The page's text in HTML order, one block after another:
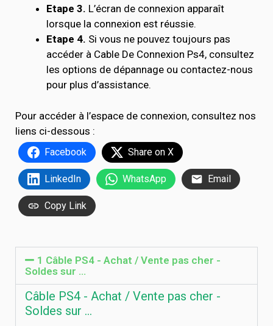
Etape 3. L’écran de connexion apparaît
lorsque la connexion est réussie.
Etape 4. Si vous ne pouvez toujours pas
accéder à Cable De Connexion Ps4, consultez
les options de dépannage ou contactez-nous
pour plus d’assistance.
Pour accéder à l’espace de connexion, consultez nos
liens ci-dessous :
Facebook Share on X
LinkedIn WhatsApp Email
Copy Link
1 Câble PS4 - Achat / Vente pas cher -
Soldes sur …
Câble PS4 - Achat / Vente pas cher -
Soldes sur …